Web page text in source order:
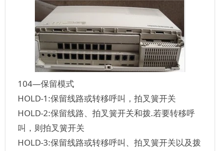
104—保留模式
HOLD-1:保留线路或转移呼叫，拍叉簧开关
HOLD-2:保留线路、拍叉簧开关和拨.若要转移呼
叫，则拍叉簧开关
HOLD-3:保留线路或转移呼叫、拍叉簧开关以及拨